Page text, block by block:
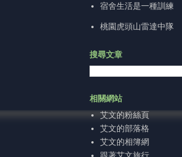
宿舍生活是一種訓練
桃園虎頭山雷達中隊
搜尋文章
相關網站
艾文的粉絲頁
艾文的部落格
艾文的相簿網